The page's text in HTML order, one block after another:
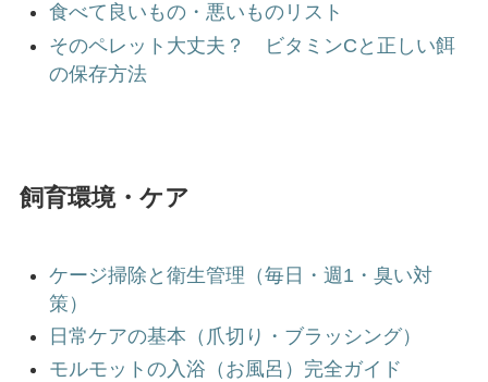
食べて良いもの・悪いものリスト
そのペレット大丈夫？ ビタミンCと正しい餌
の保存方法
飼育環境・ケア
ケージ掃除と衛生管理（毎日・週1・臭い対
策）
日常ケアの基本（爪切り・ブラッシング）
モルモットの入浴（お風呂）完全ガイド